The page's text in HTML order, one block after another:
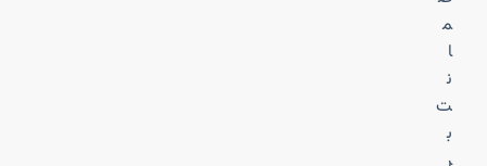
م
ا
ن
ت
ب
ر